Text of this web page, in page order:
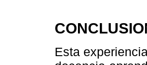
Esta